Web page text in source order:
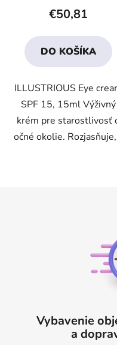
produktu
je
4,7
z
hviezdičiek.
€50,81
DO KOŠÍKA
ILLUSTRIOUS Eye
SPF 15, 15ml Výživný
krém pre starostlivosť
očné okolie.
Vybavenie
a